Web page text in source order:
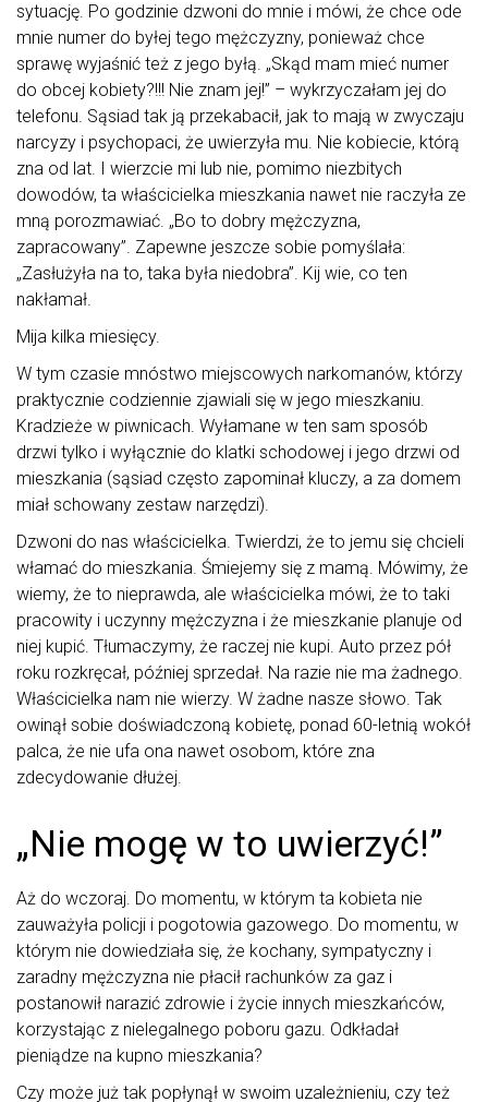
sytuację. Po godzinie dzwoni do mnie i mówi, że chce ode
mnie numer do byłej tego mężczyzny, ponieważ chce
sprawę wyjaśnić też z jego byłą. „Skąd mam mieć numer
do obcej kobiety?!!! Nie znam jej!” – wykrzyczałam jej do
telefonu. Sąsiad tak ją przekabacił, jak to mają w zwyczaju
narcyzy i psychopaci, że uwierzyła mu. Nie kobiecie, którą
zna od lat. I wierzcie mi lub nie, pomimo niezbitych
dowodów, ta właścicielka mieszkania nawet nie raczyła ze
mną porozmawiać. „Bo to dobry mężczyzna,
zapracowany”. Zapewne jeszcze sobie pomyślała:
„Zasłużyła na to, taka była niedobra”. Kij wie, co ten
nakłamał.
Mija kilka miesięcy.
W tym czasie mnóstwo miejscowych narkomanów, którzy
praktycznie codziennie zjawiali się w jego mieszkaniu.
Kradzieże w piwnicach. Wyłamane w ten sam sposób
drzwi tylko i wyłącznie do klatki schodowej i jego drzwi od
mieszkania (sąsiad często zapominał kluczy, a za domem
miał schowany zestaw narzędzi).
Dzwoni do nas właścicielka. Twierdzi, że to jemu się chcieli
włamać do mieszkania. Śmiejemy się z mamą. Mówimy, że
wiemy, że to nieprawda, ale właścicielka mówi, że to taki
pracowity i uczynny mężczyzna i że mieszkanie planuje od
niej kupić. Tłumaczymy, że raczej nie kupi. Auto przez pół
roku rozkręcał, później sprzedał. Na razie nie ma żadnego.
Właścicielka nam nie wierzy. W żadne nasze słowo. Tak
owinął sobie doświadczoną kobietę, ponad 60-letnią wokół
palca, że nie ufa ona nawet osobom, które zna
zdecydowanie dłużej.
„Nie mogę w to uwierzyć!”
Aż do wczoraj. Do momentu, w którym ta kobieta nie
zauważyła policji i pogotowia gazowego. Do momentu, w
którym nie dowiedziała się, że kochany, sympatyczny i
zaradny mężczyzna nie płacił rachunków za gaz i
postanowił narazić zdrowie i życie innych mieszkańców,
korzystając z nielegalnego poboru gazu. Odkładał
pieniądze na kupno mieszkania?
Czy może już tak popłynął w swoim uzależnieniu, czy też